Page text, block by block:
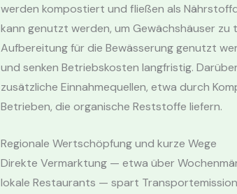
werden kompostiert und fließen als
kann genutzt werden, um Gewächshäuser zu
Aufbereitung für die Bewässerung genutzt
und senken Betriebskosten langfristig.
zusätzliche Einnahmequellen, etwa durch
Betrieben, die organische Reststoffe liefern.
Regionale Wertschöpfung und kurze Wege
Direkte Vermarktung — etwa über
lokale Restaurants — spart